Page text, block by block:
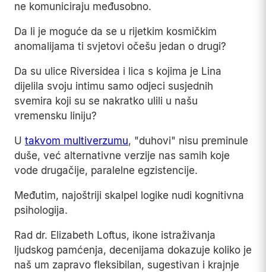
ne komuniciraju međusobno.
Da li je moguće da se u rijetkim kosmičkim
anomalijama ti svjetovi očešu jedan o drugi?
Da su ulice Riversidea i lica s kojima je Lina
dijelila svoju intimu samo odjeci susjednih
svemira koji su se nakratko ulili u našu
vremensku liniju?
U takvom multiverzumu, "duhovi" nisu preminule
duše, već alternativne verzije nas samih koje
vode drugačije, paralelne egzistencije.
Međutim, najoštriji skalpel logike nudi kognitivna
psihologija.
Rad dr. Elizabeth Loftus, ikone istraživanja
ljudskog pamćenja, decenijama dokazuje koliko je
naš um zapravo fleksibilan, sugestivan i krajnje